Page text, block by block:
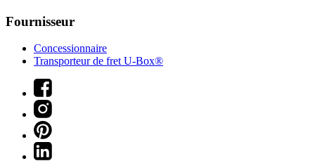
Fournisseur
Concessionnaire
Transporteur de fret U-Box®